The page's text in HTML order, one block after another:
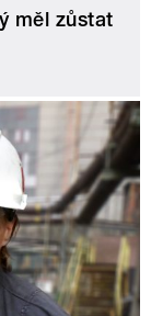
měl zůstat